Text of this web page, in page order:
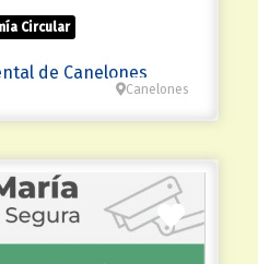
Circular
de Canelones
Canelones